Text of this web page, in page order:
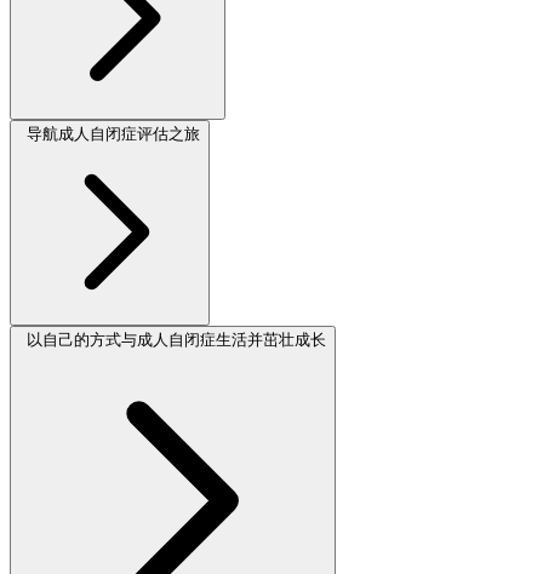
导航成人自闭症评估之旅
以自己的方式与成人自闭症生活并茁壮成长